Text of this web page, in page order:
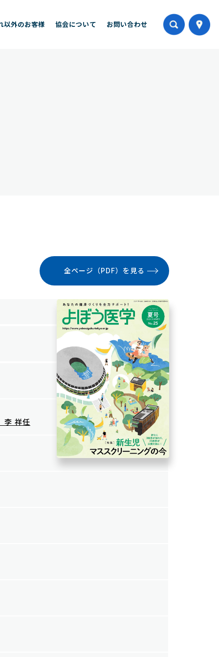
以外のお客様 協会について お問い合わせ
全ページ（PDF）を見る
李 祥任